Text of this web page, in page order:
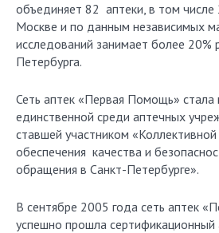
объединяет 82 аптеки, в том
Москве и по данным независимых
исследований занимает более 20%
Петербурга.
Сеть аптек «Первая Помощь» стала
единственной среди аптечных
ставшей участником
обеспечения качества и
обращения в Санкт-Петербурге».
В сентябре 2005 года сеть аптек
успешно прошла сертификационный